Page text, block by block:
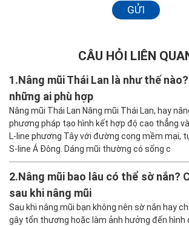
GỬI
CÂU HỎI LIÊN
1.Nâng mũi Thái Lan là như thế
những ai phù hợp
Nâng mũi Thái Lan Nâng mũi Thái Lan, hay
phương pháp tạo hình kết hợp độ cao thẳng
L-line phương Tây với đường cong mềm mại,
S-line Á Đông. Dáng mũi thường có sống c
2.Nâng mũi bao lâu có thể sờ nắn?
sau khi nâng mũi
Sau khi nâng mũi bạn không nên sờ nắn hay
gây tổn thương hoặc làm ảnh hưởng đến hình